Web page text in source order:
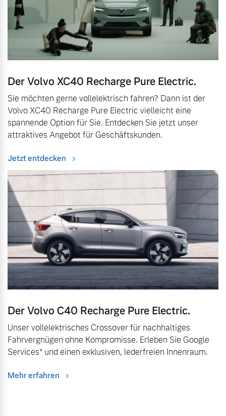
Der Volvo XC40 Recharge Pure Electric.
Sie möchten gerne vollelektrisch fahren? Dann ist der
Volvo XC40 Recharge Pure Electric vielleicht eine
spannende Option für Sie. Entdecken Sie jetzt unser
attraktives Angebot für Geschäftskunden.
Jetzt entdecken
Der Volvo C40 Recharge Pure Electric.
Unser vollelektrisches Crossover für nachhaltiges
Fahrvergnügen ohne Kompromisse. Erleben Sie Google
Services* und einen exklusiven, lederfreien Innenraum.
Mehr erfahren